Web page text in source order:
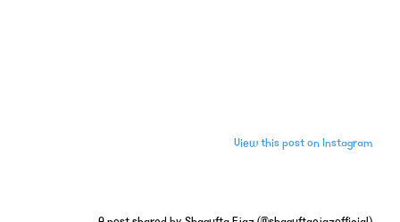
View this post on Instagram